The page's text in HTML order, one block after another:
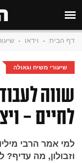
דף הבית - וידאו -
שיעורי משיח וגאולה
שווה
לחיים -
למי אמר הרבי
וזבולון, מה עדיף?